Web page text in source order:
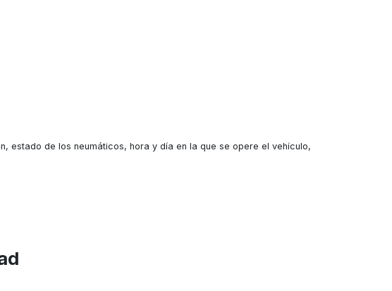
de los neumáticos, hora y día en la que se opere el vehículo,